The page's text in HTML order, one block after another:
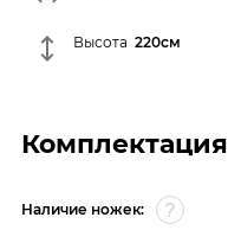
Высота 220см
Комплектация
Наличие ножек: